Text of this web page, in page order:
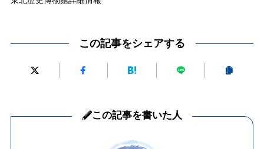
この記事をシェアする
この記事を書いた人